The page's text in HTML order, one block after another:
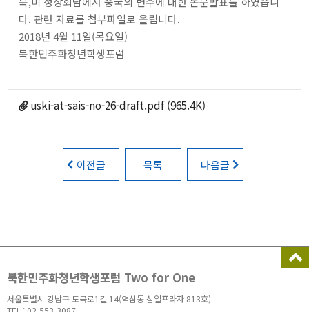
다. 관련 자료를 첨부파일로 올립니다.
2018년 4월 11일(목요일)
북한민주화청년학생포럼
uski-at-sais-no-26-draft.pdf (965.4K)
이전글 목록 다음글
북한민주화청년학생포럼 Two for One
서울특별시 강남구 도곡로1길 14(역삼동 삼일프라자 813호)